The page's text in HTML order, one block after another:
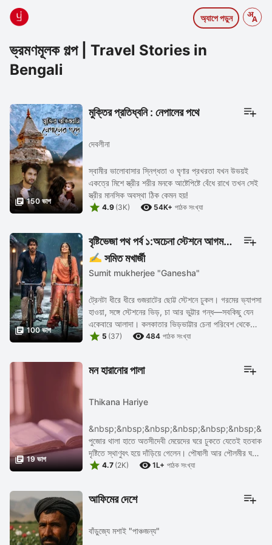
অ্যাপে পড়ুন
ভ্রমণমূলক গল্প | Travel Stories in
Bengali
 150 ভাগ
মুক্তির প্রতিধ্বনি : নেপালের পথে
দেবলীনা
স্বামীর ভালোবাসার স্নিগ্ধতা ও ঘৃণার প্রখরতা যখন উভয়ই
একত্রে মিশে স্ত্রীর শরীর মনকে আষ্টেপিষ্টে বেঁধে রাখে তখন সেই
স্ত্রীর মানসিক অবস্থা ঠিক কেমন হয়!
 4.9 (3K)  54K+ পাঠক সংখ্যা
 100 ভাগ
বৃষ্টিভেজা পথ পর্ব ১:অচেনা স্টেশনে আগমন
✍️ সুমিত মুখার্জী
Sumit mukherjee "Ganesha"
ট্রেনটা ধীরে ধীরে গুজরাটের ছোট্ট স্টেশনে ঢুকল। গরমের ভ্যাপসা
হাওয়া, সঙ্গে স্টেশনের ভিড়, চা আর ভুট্টার গন্ধ—সবকিছু যেন
একেবারে আলাদা। কলকাতার ভিড়ভাট্টার চেনা পরিবেশ থেকে
অনেকটাই আলাদা এই ...
 5 (37)  484 পাঠক সংখ্যা
 19 ভাগ
মন হারানোর পালা
Thikana Hariye
পুজোর থালা হাতে অতসীদেবী মেয়েদের ঘরে ঢুকতে যেতেই হতবাক
দৃষ্টিতে স্থাণুবৎ হয়ে দাঁড়িয়ে গেলেন। পৌষালী আর পৌলমীর ঘরের
ভিতর পিনড্রপ...
 4.7 (2K)  1L+ পাঠক সংখ্যা
আফিমের দেশে
বাঁড়ুজ্যে মশাই "পাঞ্চজন্য"